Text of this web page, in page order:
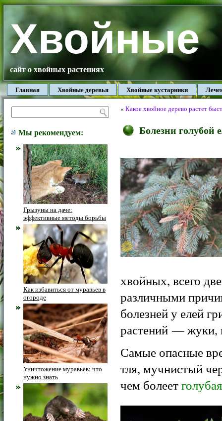
Хвойные
сайт о хвойных растениях
Главная Хвойные деревья Хвойные кустарники
Мы рекомендуем:
Грызуны на даче:
эффективные методы борьбы
Как избавиться от муравьев в
огороде
Уничтожение муравьев: что
нужно знать
« Какое хвойное дерево растет
Болезни голубой
хвойных, всего
различными
болезней у елей
растений — жуки,
Самые опасные
тля, мучнистый
чем болеет